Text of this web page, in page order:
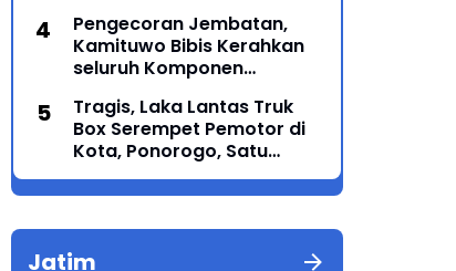
Gajah-Gajahan, Lintas
Generasi Menyatu dalam
Budaya
Pengecoran Jembatan,
Kamituwo Bibis Kerahkan
seluruh Komponen
Rayon Bulu Lor
Tragis, Laka Lantas Truk
Box Serempet Pemotor di
Kota, Ponorogo, Satu
Orang Meninggal Dunia
Jatim